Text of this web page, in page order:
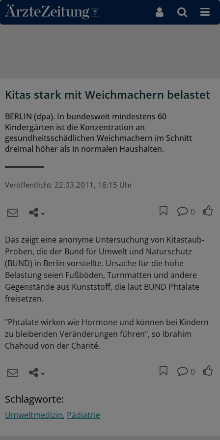
Direkt zum Inhaltsbereich
Kitas stark mit Weichmachern belastet
BERLIN (dpa). In bundesweit mindestens 60
Kindergärten ist die Konzentration an
gesundheitsschädlichen Weichmachern im Schnitt
dreimal höher als in normalen Haushalten.
Veröffentlicht: 22.03.2011, 16:15 Uhr
0
Das zeigt eine anonyme Untersuchung von Kitastaub-
Proben, die der Bund für Umwelt und Naturschutz
(BUND) in Berlin vorstellte. Ursache für die hohe
Belastung seien Fußböden, Turnmatten und andere
Gegenstände aus Kunststoff, die laut BUND Phtalate
freisetzen.
"Phtalate wirken wie Hormone und können bei Kindern
zu bleibenden Veränderungen führen", so Ibrahim
Chahoud von der Charité.
0
Schlagworte:
Umweltmedizin Pädiatrie